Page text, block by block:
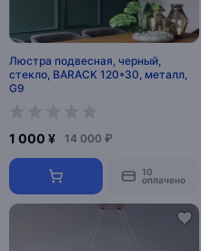
Люстра подвесная, черный,
стекло, BARACK 120*30, металл,
G9
1 000 ¥ 14 000 ₽
10
оплачено